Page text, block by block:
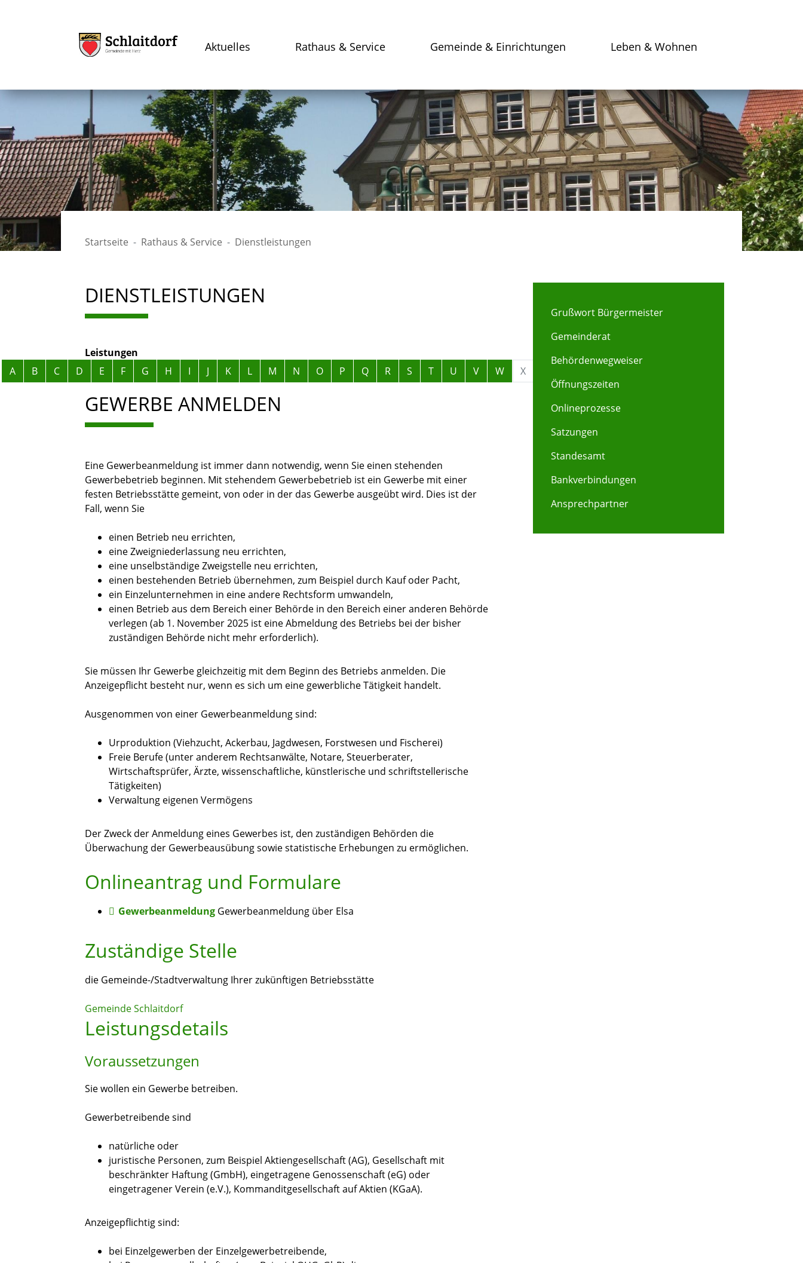
Aktuelles Rathaus & Service Gemeinde & Einrichtungen Leben & Wohnen
Startseite Rathaus & Service Dienstleistungen
DIENSTLEISTUNGEN
Leistungen
Alphabetisches Register überspringen
A B C D E F G H I J K L M N O P Q R S T U V W X
GEWERBE ANMELDEN
Eine Gewerbeanmeldung ist immer dann notwendig, wenn Sie einen stehenden
Gewerbebetrieb beginnen. Mit stehendem Gewerbebetrieb ist ein Gewerbe mit einer
festen Betriebsstätte gemeint, von oder in der das Gewerbe ausgeübt wird. Dies ist der
Fall, wenn Sie
einen Betrieb neu errichten,
eine Zweigniederlassung neu errichten,
eine unselbständige Zweigstelle neu errichten,
einen bestehenden Betrieb übernehmen, zum Beispiel durch Kauf oder Pacht,
ein Einzelunternehmen in eine andere Rechtsform umwandeln,
einen Betrieb aus dem Bereich einer Behörde in den Bereich einer anderen Behörde
verlegen (ab 1. November 2025 ist eine Abmeldung des Betriebs bei der bisher
zuständigen Behörde nicht mehr erforderlich).
Sie müssen Ihr Gewerbe gleichzeitig mit dem Beginn des Betriebs anmelden. Die
Anzeigepflicht besteht nur, wenn es sich um eine gewerbliche Tätigkeit handelt.
Ausgenommen von einer Gewerbeanmeldung sind:
Urproduktion (Viehzucht, Ackerbau, Jagdwesen, Forstwesen und Fischerei)
Freie Berufe (unter anderem Rechtsanwälte, Notare, Steuerberater,
Wirtschaftsprüfer, Ärzte, wissenschaftliche, künstlerische und schriftstellerische
Tätigkeiten)
Verwaltung eigenen Vermögens
Der Zweck der Anmeldung eines Gewerbes ist, den zuständigen Behörden die
Überwachung der Gewerbeausübung sowie statistische Erhebungen zu ermöglichen.
Onlineantrag und Formulare
Gewerbeanmeldung Gewerbeanmeldung über Elsa
Zuständige Stelle
die Gemeinde-/Stadtverwaltung Ihrer zukünftigen Betriebsstätte
Gemeinde Schlaitdorf
Leistungsdetails
Voraussetzungen
Sie wollen ein Gewerbe betreiben.
Gewerbetreibende sind
natürliche oder
juristische Personen, zum Beispiel Aktiengesellschaft (AG), Gesellschaft mit
beschränkter Haftung (GmbH), eingetragene Genossenschaft (eG) oder
eingetragener Verein (e.V.), Kommanditgesellschaft auf Aktien (KGaA).
Anzeigepflichtig sind:
bei Einzelgewerben der Einzelgewerbetreibende,
Grußwort Bürgermeister
Gemeinderat
Behördenwegweiser
Öffnungszeiten
Onlineprozesse
Satzungen
Standesamt
Bankverbindungen
Ansprechpartner